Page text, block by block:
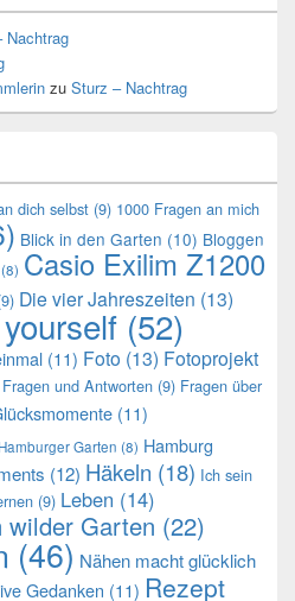
Nachtrag
zu Sturz – Nachtrag
dich selbst (9) 1000 Fragen an mich
Blick in den Garten (10) Bloggen
(8) Casio Exilim Z1200
Die vier Jahreszeiten (13)
(52)
(11) Foto (13) Fotoprojekt
Fragen und Antworten (9) Fragen über
(11)
Hamburger Garten (8) Hamburg
(12) Häkeln (18) Ich sein
(9) Leben (14)
wilder Garten (22)
(46) Nähen macht glücklich
Gedanken (11) Rezept